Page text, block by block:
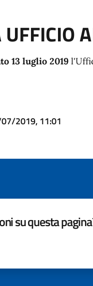
13 luglio 2019
2019, 11:01
su questa